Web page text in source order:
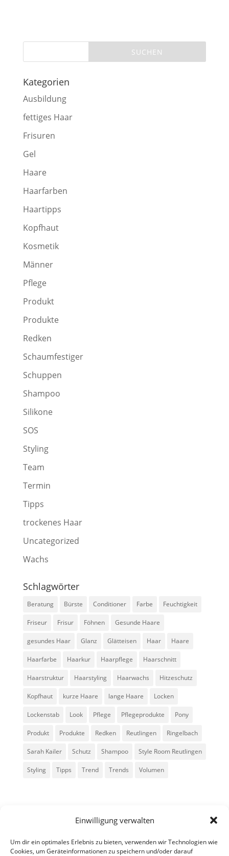
Einwilligung verwalten
Um dir ein optimales Erlebnis zu bieten, verwenden wir Technologien wie
Cookies, um Geräteinformationen zu speichern und/oder darauf
Kategorien
Ausbildung
fettiges Haar
Frisuren
Gel
Haare
Haarfarben
Haartipps
Kopfhaut
Kosmetik
Männer
Pflege
Produkt
Produkte
Redken
Schaumfestiger
Schuppen
Shampoo
Silikone
SOS
Styling
Team
Termin
Tipps
trockenes Haar
Uncategorized
Wachs
Schlagwörter
Beratung Bürste Conditioner Farbe Feuchtigkeit
Friseur Frisur Föhnen Gesunde Haare
gesundes Haar Glanz Glätteisen Haar Haare
Haarfarbe Haarkur Haarpflege Haarschnitt
Haarstruktur Haarstyling Haarwachs Hitzeschutz
Kopfhaut kurze Haare lange Haare Locken
Lockenstab Look Pflege Pflegeprodukte Pony
Produkt Produkte Redken Reutlingen Ringelbach
Sarah Kailer Schutz Shampoo Style Room Reutlingen
Styling Tipps Trend Trends Volumen